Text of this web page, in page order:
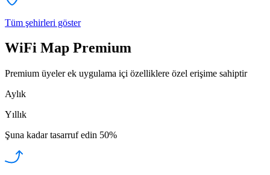
Tüm şehirleri göster
WiFi Map Premium
Premium üyeler ek uygulama içi özelliklere özel erişime sahiptir
Aylık
Yıllık
Şuna kadar tasarruf edin 50%